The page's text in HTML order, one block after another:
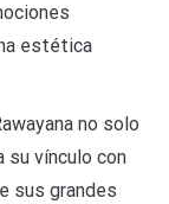
estética
no solo
su vínculo con
sus grandes